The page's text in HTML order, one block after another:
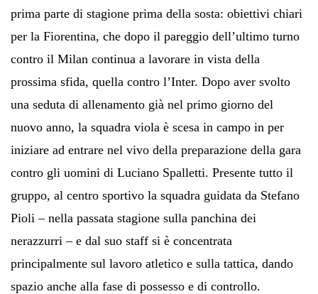
prima parte di stagione prima della sosta: obiettivi chiari
per la Fiorentina, che dopo il pareggio dell’ultimo turno
contro il Milan continua a lavorare in vista della
prossima sfida, quella contro l’Inter. Dopo aver svolto
una seduta di allenamento già nel primo giorno del
nuovo anno, la squadra viola è scesa in campo in per
iniziare ad entrare nel vivo della preparazione della gara
contro gli uomini di Luciano Spalletti. Presente tutto il
gruppo, al centro sportivo la squadra guidata da Stefano
Pioli – nella passata stagione sulla panchina dei
nerazzurri – e dal suo staff si è concentrata
principalmente sul lavoro atletico e sulla tattica, dando
spazio anche alla fase di possesso e di controllo.